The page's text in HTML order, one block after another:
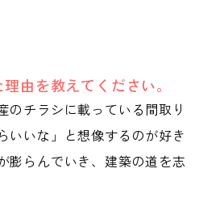
由を教えてください。
のチラシに載っている間取り
いいな」と想像するのが好き
膨らんでいき、建築の道を志